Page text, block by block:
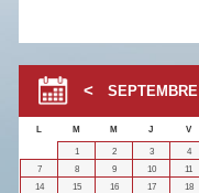
SEPTEMBRE
L M M J V
1
2 3 4
7
8 9 10 11
14
15 16 17 18